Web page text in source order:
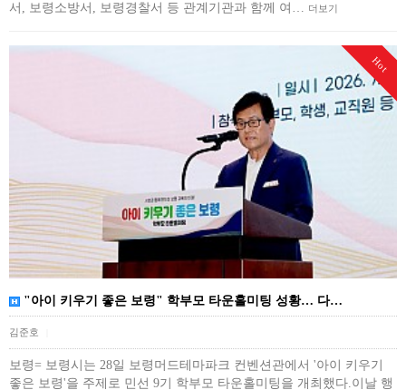
서, 보령소방서, 보령경찰서 등 관계기관과 함께 여… 더보기
Hot
"아이 키우기 좋은 보령" 학부모 타운홀미팅 성황… 다…
김준호
보령= 보령시는 28일 보령머드테마파크 컨벤션관에서 '아이 키우기
좋은 보령'​을 주제로 민선 9기 학부모 타운홀미팅을 개최했다.이날 행